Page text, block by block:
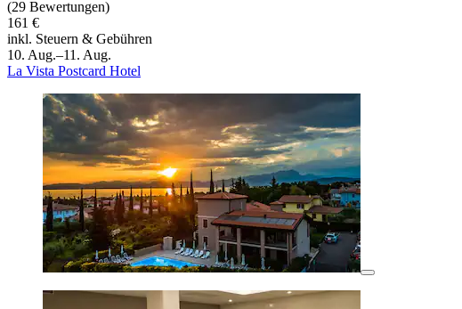
(29 Bewertungen)
161 €
inkl. Steuern & Gebühren
10. Aug.–11. Aug.
La Vista Postcard Hotel